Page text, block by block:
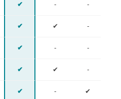
✔ - -
✔ ✔ -
✔ - -
✔ ✔ -
✔ - ✔